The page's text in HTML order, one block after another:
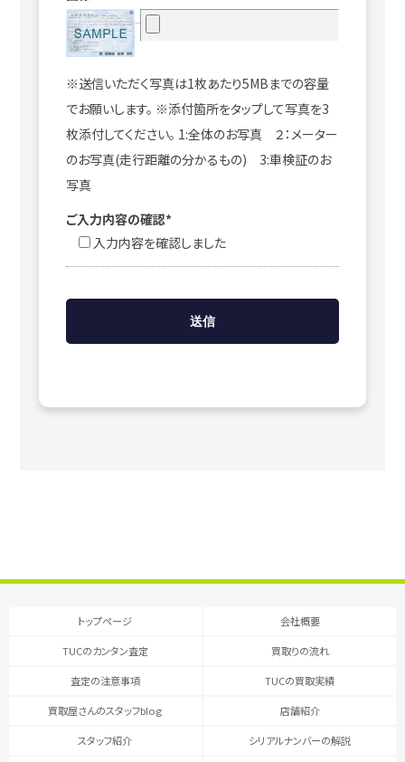
※送信いただく写真は1枚あたり5MBまでの容量
でお願いします。 ※添付箇所をタップして写真を3
枚添付してください。 1:全体のお写真 ２：メーター
のお写真(走行距離の分かるもの) 3:車検証のお
写真
ご入力内容の確認*
入力内容を確認しました
トップページ 会社概要
TUCのカンタン査定 買取りの流れ
査定の注意事項 TUCの買取実績
買取屋さんのスタッフblog 店舗紹介
スタッフ紹介 シリアルナンバーの解説